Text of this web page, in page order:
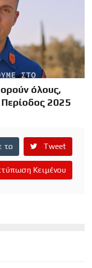
όλους,
2025
το Tweet
Κειμένου